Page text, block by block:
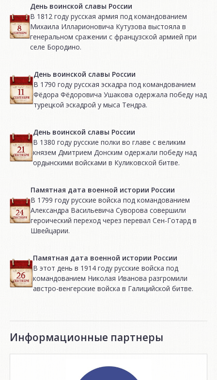
День воинской славы России
В 1812 году русская армия под командованием
Михаила Илларионовича Кутузова выстояла в
генеральном сражении с французской армией при
селе Бородино.
День воинской славы России
В 1790 году русская эскадра под командованием
Фёдора Фёдоровича Ушакова одержала победу над
турецкой эскадрой у мыса Тендра.
День воинской славы России
В 1380 году русские полки во главе с великим
князем Дмитрием Донским одержали победу над
ордынскими войсками в Куликовской битве.
Памятная дата военной истории России
В 1799 году русские войска под командованием
Александра Васильевича Суворова совершили
героический переход через перевал Сен-Готард в
Швейцарии.
Памятная дата военной истории России
В этот день в 1914 году русские войска под
командованием Николая Иванова разгромили
австро-венгерские войска в Галицийской битве.
Информационные партнеры